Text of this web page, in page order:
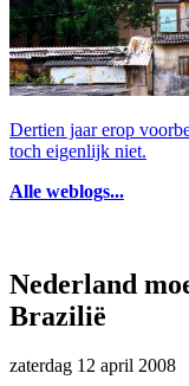
Dertien jaar erop
toch eigenlijk niet.
Alle weblogs...
Nederland
Brazilië
zaterdag 12 april 2008